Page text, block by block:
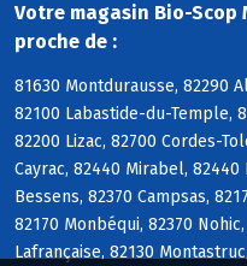
Votre magasin Bio-Scop
proche de :
81630 Montdurausse, 82290
82100 Labastide-du-Temple,
82200 Lizac, 82700 Cordes-
Cayrac, 82440 Mirabel,
Bessens, 82370 Campsas,
82170 Monbéqui, 82370
Lafrançaise, 82130